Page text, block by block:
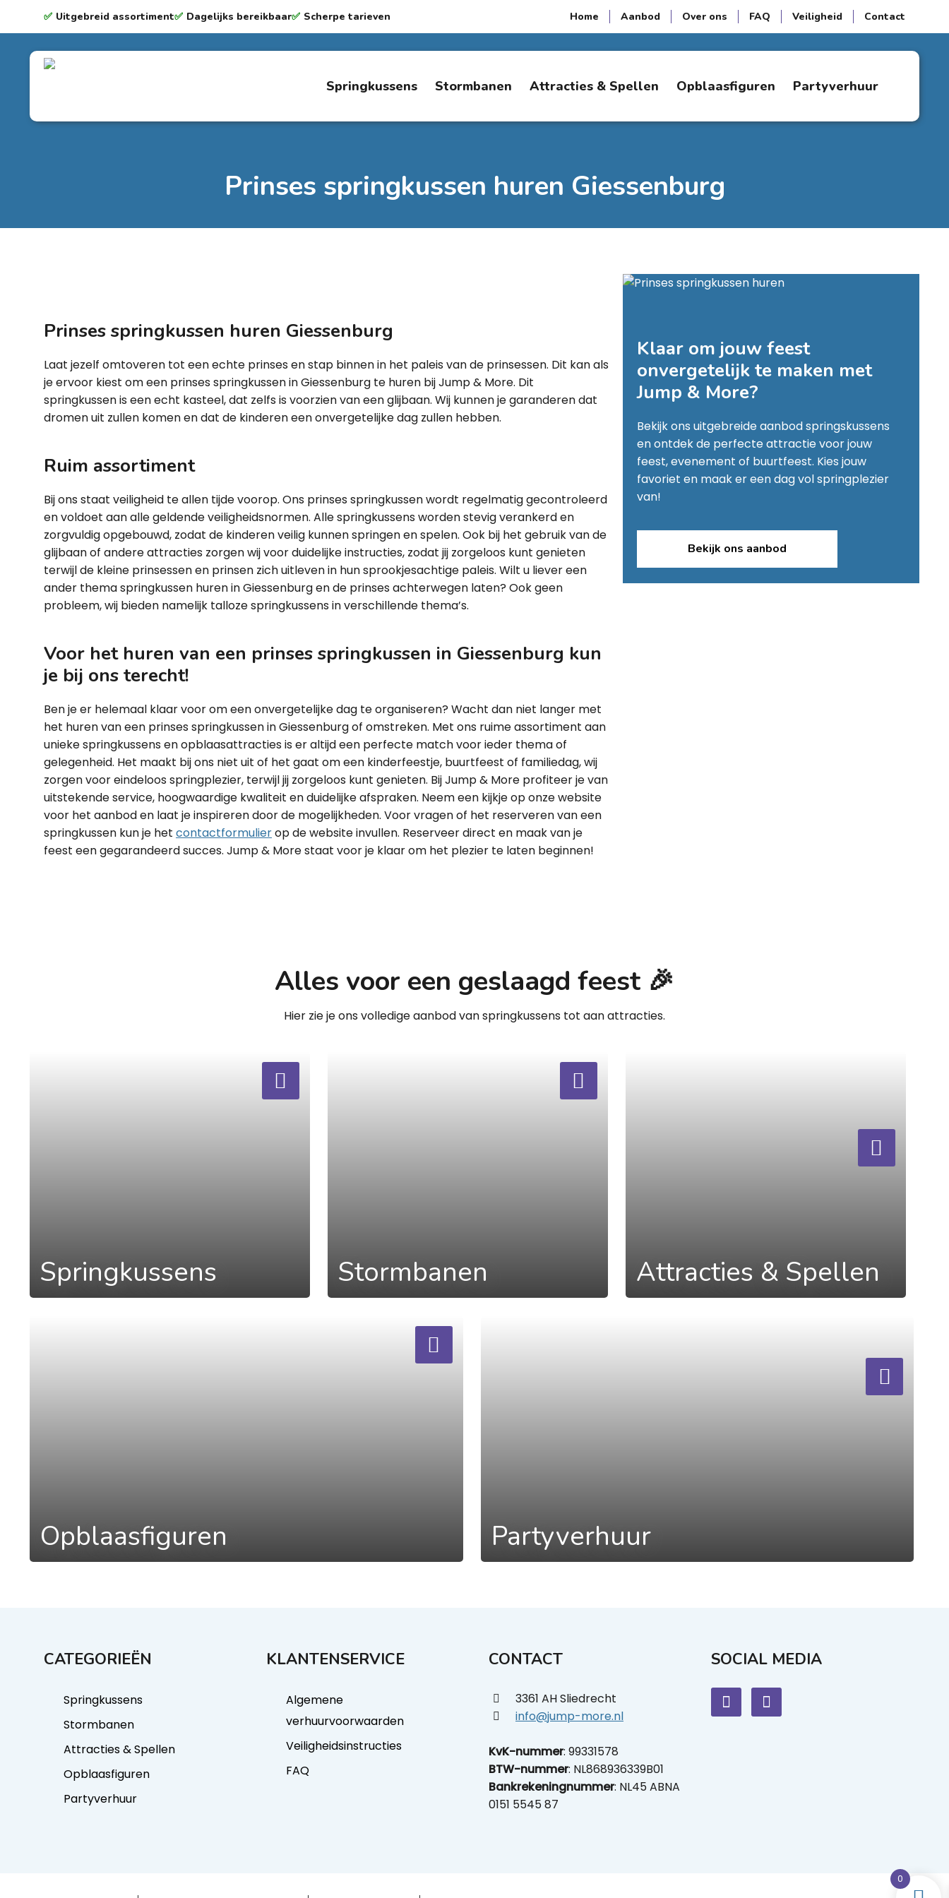
✅ Uitgebreid assortiment✅ Dagelijks bereikbaar✅ Scherpe tarieven Home Aanbod Over ons FAQ Veiligheid Contact
Springkussens Stormbanen Attracties & Spellen Opblaasfiguren Partyverhuur
Prinses springkussen huren Giessenburg
Prinses springkussen huren Giessenburg
Laat jezelf omtoveren tot een echte prinses en stap binnen in het paleis van de prinsessen. Dit kan als
je ervoor kiest om een prinses springkussen in Giessenburg te huren bij Jump & More. Dit
springkussen is een echt kasteel, dat zelfs is voorzien van een glijbaan. Wij kunnen je garanderen dat
dromen uit zullen komen en dat de kinderen een onvergetelijke dag zullen hebben.
Ruim assortiment
Bij ons staat veiligheid te allen tijde voorop. Ons prinses springkussen wordt regelmatig gecontroleerd
en voldoet aan alle geldende veiligheidsnormen. Alle springkussens worden stevig verankerd en
zorgvuldig opgebouwd, zodat de kinderen veilig kunnen springen en spelen. Ook bij het gebruik van de
glijbaan of andere attracties zorgen wij voor duidelijke instructies, zodat jij zorgeloos kunt genieten
terwijl de kleine prinsessen en prinsen zich uitleven in hun sprookjesachtige paleis. Wilt u liever een
ander thema springkussen huren in Giessenburg en de prinses achterwegen laten? Ook geen
probleem, wij bieden namelijk talloze springkussens in verschillende thema’s.
Voor het huren van een prinses springkussen in Giessenburg kun
je bij ons terecht!
Ben je er helemaal klaar voor om een onvergetelijke dag te organiseren? Wacht dan niet langer met
het huren van een prinses springkussen in Giessenburg of omstreken. Met ons ruime assortiment aan
unieke springkussens en opblaasattracties is er altijd een perfecte match voor ieder thema of
gelegenheid. Het maakt bij ons niet uit of het gaat om een kinderfeestje, buurtfeest of familiedag, wij
zorgen voor eindeloos springplezier, terwijl jij zorgeloos kunt genieten. Bij Jump & More profiteer je van
uitstekende service, hoogwaardige kwaliteit en duidelijke afspraken. Neem een kijkje op onze website
voor het aanbod en laat je inspireren door de mogelijkheden. Voor vragen of het reserveren van een
springkussen kun je het contactformulierop de website invullen. Reserveer direct en maak van je
feest een gegarandeerd succes. Jump & More staat voor je klaar om het plezier te laten beginnen!
Klaar om jouw feest
onvergetelijk te maken met
Jump & More?
Bekijk ons uitgebreide aanbod springskussens
en ontdek de perfecte attractie voor jouw
feest, evenement of buurtfeest. Kies jouw
favoriet en maak er een dag vol springplezier
van!
Bekijk ons aanbod
Alles voor een geslaagd feest 🎉
Hier zie je ons volledige aanbod van springkussens tot aan attracties.
Springkussens Stormbanen Attracties & Spellen
Opblaasfiguren Partyverhuur
CATEGORIEËN
Springkussens
Stormbanen
Attracties & Spellen
Opblaasfiguren
Partyverhuur
KLANTENSERVICE
Algemene
verhuurvoorwaarden
Veiligheidsinstructies
FAQ
CONTACT
3361 AH Sliedrecht
info@jump-more.nl
KvK-nummer: 99331578
BTW-nummer: NL868936339B01
Bankrekeningnummer: NL45 ABNA
0151 5545 87
SOCIAL MEDIA
0